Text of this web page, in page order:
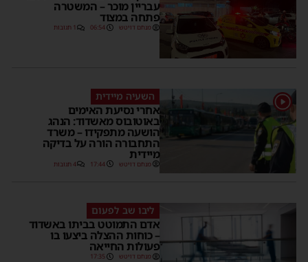
עבריין מוכר – המשטרה
פתחה במצוד
מנחם דויטש 06:54 1 תגובות
1 השעיה מיידית
אחרי נסיעת האימים
באוטובוס מאשדוד: הנהג
הושעה מתפקידו – משרד
התחבורה הורה על בדיקה
מיידית
מנחם דויטש 17:44 4 תגובות
ליבו שב לפעום
אדם התמוטט בביתו באשדוד
– כוחות ההצלה ביצעו בו
פעולות החייאה
מנחם דויטש 17:35